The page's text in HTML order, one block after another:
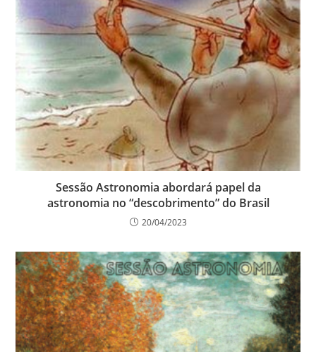
Sessão Astronomia abordará papel da
astronomia no “descobrimento” do Brasil
20/04/2023